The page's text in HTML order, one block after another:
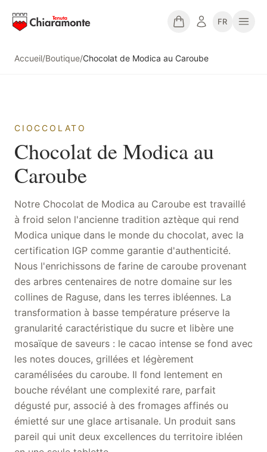
FR
Accueil/Boutique/Chocolat de Modica au Caroube
CIOCCOLATO
Chocolat de Modica au
Caroube
Notre Chocolat de Modica au Caroube est travaillé
à froid selon l'ancienne tradition aztèque qui rend
Modica unique dans le monde du chocolat, avec la
certification IGP comme garantie d'authenticité.
Nous l'enrichissons de farine de caroube provenant
des arbres centenaires de notre domaine sur les
collines de Raguse, dans les terres ibléennes. La
transformation à basse température préserve la
granularité caractéristique du sucre et libère une
mosaïque de saveurs : le cacao intense se fond avec
les notes douces, grillées et légèrement
caramélisées du caroube. Il fond lentement en
bouche révélant une complexité rare, parfait
dégusté pur, associé à des fromages affinés ou
émietté sur une glace artisanale. Un produit sans
pareil qui unit deux excellences du territoire ibléen